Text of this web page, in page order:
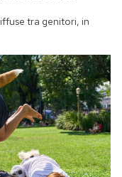
tra genitori, in